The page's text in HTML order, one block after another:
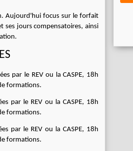
Aujourd'hui focus sur le forfait
ses jours compensatoires, ainsi
par le REV ou la CASPE, 18h
formations.
par le REV ou la CASPE, 18h
formations.
par le REV ou la CASPE, 18h
formations.